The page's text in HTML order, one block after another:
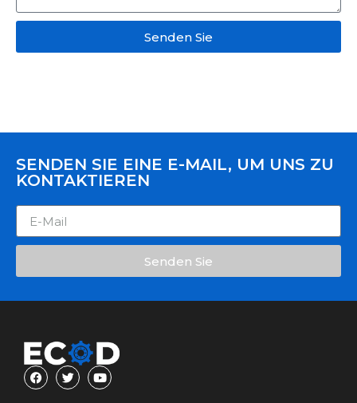
Senden Sie
SENDEN SIE EINE E-MAIL, UM UNS ZU
KONTAKTIEREN
Senden Sie